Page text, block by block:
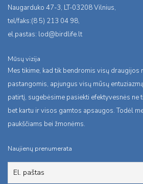
Naugarduko 47-3, LT-03208 Vilnius,
tel/faks:(8 5) 213 04 98,
el.pastas: lod@birdlife.lt
Mūsų vizija
Mes tikime, kad tik bendromis visų draugijos
pastangomis, apjungus visų mūsų
patirtį, sugebėsime pasiekti efektyvesnės ne
bet kartu ir visos gamtos apsaugos. Todėl
paukščiams bei žmonėms.
Naujienų prenumerata